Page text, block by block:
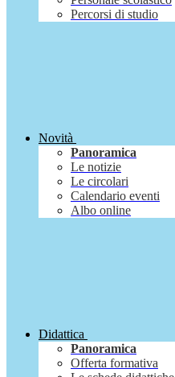
Percorsi di studio
Novità
Panoramica
Le notizie
Le circolari
Calendario eventi
Albo online
Didattica
Panoramica
Offerta formativa